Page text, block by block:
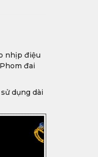
nhịp điệu
đai
dụng dài